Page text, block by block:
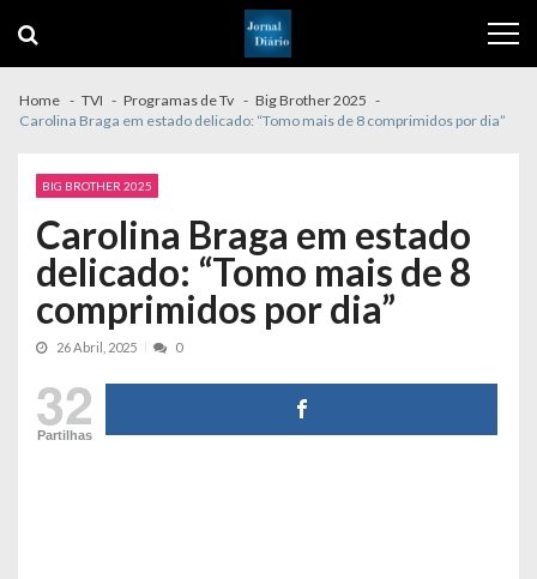
navigation
content
Home TVI Programas de Tv
Big Brother 2025
Carolina Braga em estado delicado: “Tomo mais de 8 comprimidos por dia”
BIG BROTHER 2025
Carolina Braga em estado
delicado: “Tomo mais de 8
comprimidos por dia”
26 Abril, 2025 0
32
Partilhas